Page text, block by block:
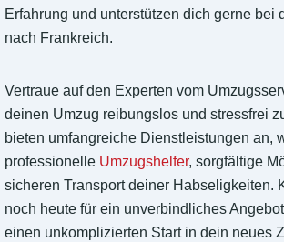
Erfahrung und unterstützen dich gerne bei
nach Frankreich.
Vertraue auf den Experten vom
deinen Umzug reibungslos und stressfrei
bieten umfangreiche Dienstleistungen an,
professionelle Umzugshelfer, sorgfältige
sicheren Transport deiner Habseligkeiten.
noch heute für ein unverbindliches
einen unkomplizierten Start in dein neues